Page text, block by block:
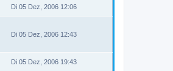
Di 05 Dez, 2006 12:06
Di 05 Dez, 2006 12:43
Di 05 Dez, 2006 19:43